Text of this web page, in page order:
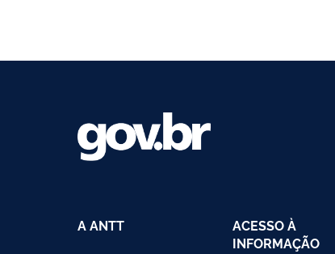
A ANTT
ACESSO À
INFORMAÇÃO